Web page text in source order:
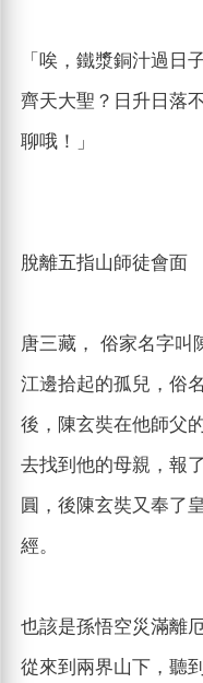
「唉，鐵漿銅汁過日
齊天大聖？日升日落
聊哦！」
脫離五指山師徒會面
唐三藏， 俗家名字叫
江邊拾起的孤兒，俗
後，陳玄奘在他師父
去找到他的母親，報
圓，後陳玄奘又奉了
經。
也該是孫悟空災滿離
從來到兩界山下，聽